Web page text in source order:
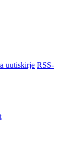
uutiskirje RSS-